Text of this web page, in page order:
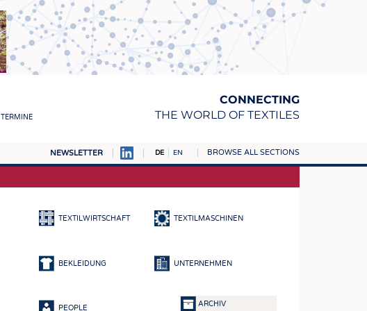
CONNECTING
THE WORLD OF TEXTILES
TERMINE
NEWSLETTER DE EN BROWSE ALL SECTIONS
FASERN
GEWEBE
TEXTILWIRTSCHAFT TEXTILMASCHINEN
BEKLEIDUNG UNTERNEHMEN
PEOPLE ARCHIV